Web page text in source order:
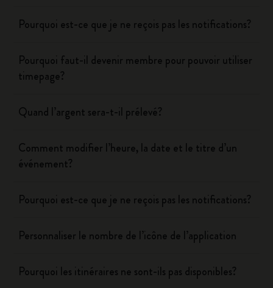
Pourquoi est-ce que je ne reçois pas les notifications?
Pourquoi faut-il devenir membre pour pouvoir utiliser
timepage?
Quand l’argent sera-t-il prélevé?
Comment modifier l’heure, la date et le titre d’un
événement?
Pourquoi est-ce que je ne reçois pas les notifications?
Personnaliser le nombre de l’icône de l’application
Pourquoi les itinéraires ne sont-ils pas disponibles?